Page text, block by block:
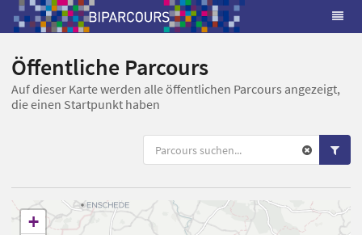
Öffentliche Parcours
Auf dieser Karte werden alle öffentlichen Parcours angezeigt,
die einen Startpunkt haben
+